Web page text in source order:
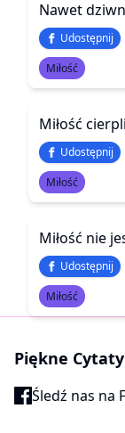
Udostępnij
Miłość
Udostępnij
Miłość
Udostępnij
Miłość
Piękne Cytaty
Śledź nas na